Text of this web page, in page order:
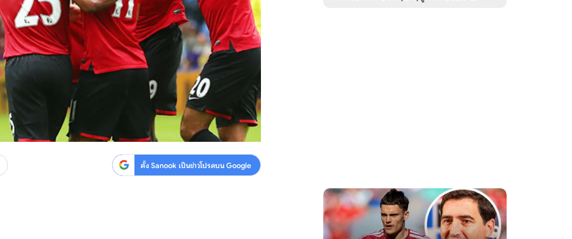
กโซเชียลได้ที่
ตั้ง Sanook เป็นข่าวโปรดบน Google